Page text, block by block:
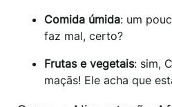
Comida úmida: um
faz mal, certo?
Frutas e vegetais: sim,
maçãs! Ele acha que